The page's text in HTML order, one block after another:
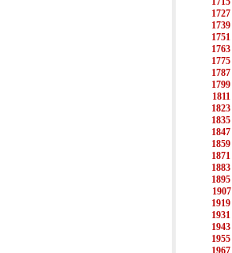
1727
1739
1751
1763
1775
1787
1799
1811
1823
1835
1847
1859
1871
1883
1895
1907
1919
1931
1943
1955
1967